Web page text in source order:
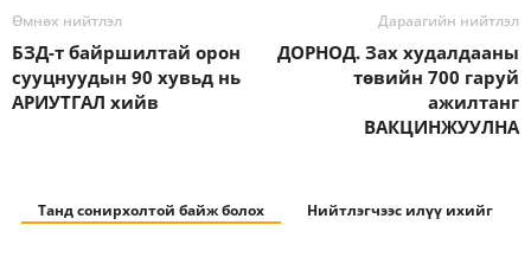
Өмнөх нийтлэл
БЗД-т байршилтай орон
сууцнуудын 90 хувьд нь
АРИУТГАЛ хийв
Дараагийн нийтлэл
ДОРНОД. Зах худалдааны
төвийн 700 гаруй
ажилтанг
ВАКЦИНЖУУЛНА
Танд сонирхолтой байж болох Нийтлэгчээс илүү ихийг